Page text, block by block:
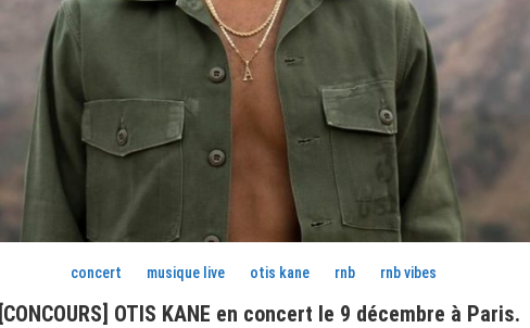
concert musique live otis kane rnb rnb vibes
[CONCOURS] OTIS KANE en concert le 9 décembre à Paris.